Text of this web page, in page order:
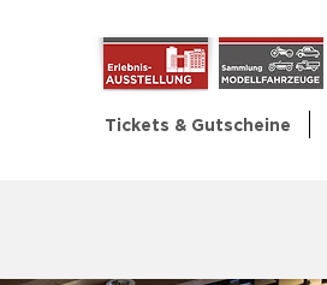
Tickets & Gutscheine